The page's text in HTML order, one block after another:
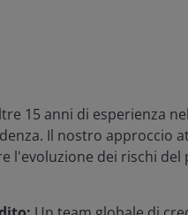
15 anni di esperienza
Il nostro approccio
l'evoluzione dei rischi